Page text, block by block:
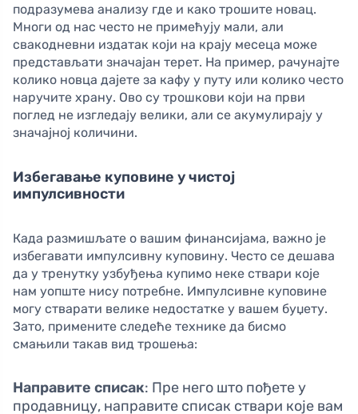
подразумева анализу где и како трошите новац.
Многи од нас често не примећују мали, али
свакодневни издатак који на крају месеца може
представљати значајан терет. На пример, рачунајте
колико новца дајете за кафу у путу или колико често
наручите храну. Ово су трошкови који на први
поглед не изгледају велики, али се акумулирају у
значајној количини.
Избегавање куповине у чистој
импулсивности
Када размишљате о вашим финансијама, важно је
избегавати импулсивну куповину. Често се дешава
да у тренутку узбуђења купимо неке ствари које
нам уопште нису потребне. Импулсивне куповине
могу стварати велике недостатке у вашем буџету.
Зато, примените следеће технике да бисмо
смањили такав вид трошења:
Направите списак: Пре него што пођете у
продавницу, направите списак ствари које вам